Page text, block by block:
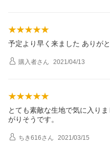
予定より早く来ました ありが
購入者さん 2021/04/13
とても素敵な生地で気に入り
がりそうです。
ちき616さん 2021/03/15